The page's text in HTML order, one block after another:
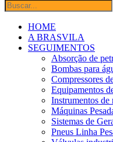
HOME
A BRASVILA
SEGUIMENTOS
Absorção de
Bombas para
Compressores
Equipamentos
Instrumentos de
Máquinas
Sistemas de
Pneus Linha